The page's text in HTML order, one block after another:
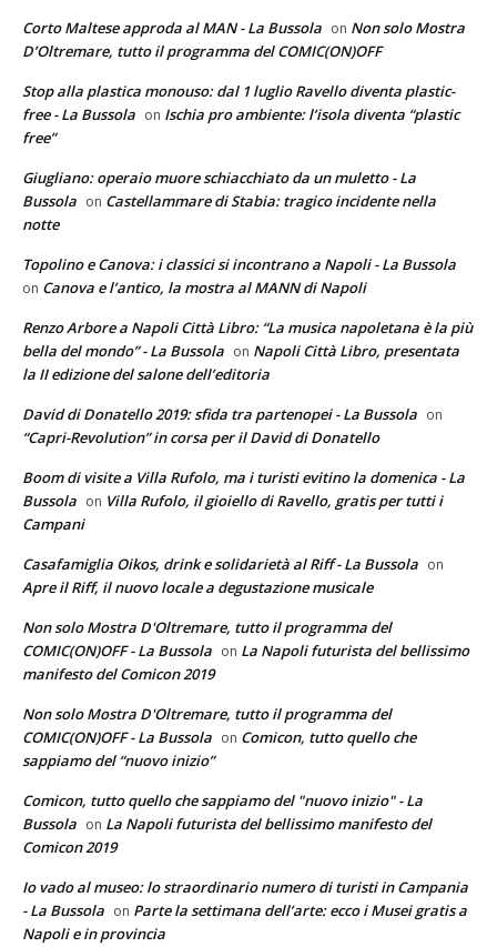
Corto Maltese approda al MAN - La Bussola on Non solo Mostra
D’Oltremare, tutto il programma del COMIC(ON)OFF
Stop alla plastica monouso: dal 1 luglio Ravello diventa plastic-
free - La Bussola on Ischia pro ambiente: l’isola diventa “plastic
free”
Giugliano: operaio muore schiacchiato da un muletto - La
Bussola on Castellammare di Stabia: tragico incidente nella
notte
Topolino e Canova: i classici si incontrano a Napoli - La Bussola
on Canova e l’antico, la mostra al MANN di Napoli
Renzo Arbore a Napoli Città Libro: “La musica napoletana è la più
bella del mondo” - La Bussola on Napoli Città Libro, presentata
la II edizione del salone dell’editoria
David di Donatello 2019: sfida tra partenopei - La Bussola on
“Capri-Revolution” in corsa per il David di Donatello
Boom di visite a Villa Rufolo, ma i turisti evitino la domenica - La
Bussola on Villa Rufolo, il gioiello di Ravello, gratis per tutti i
Campani
Casafamiglia Oikos, drink e solidarietà al Riff - La Bussola on
Apre il Riff, il nuovo locale a degustazione musicale
Non solo Mostra D'Oltremare, tutto il programma del
COMIC(ON)OFF - La Bussola on La Napoli futurista del bellissimo
manifesto del Comicon 2019
Non solo Mostra D'Oltremare, tutto il programma del
COMIC(ON)OFF - La Bussola on Comicon, tutto quello che
sappiamo del “nuovo inizio”
Comicon, tutto quello che sappiamo del "nuovo inizio" - La
Bussola on La Napoli futurista del bellissimo manifesto del
Comicon 2019
Io vado al museo: lo straordinario numero di turisti in Campania
- La Bussola on Parte la settimana dell’arte: ecco i Musei gratis a
Napoli e in provincia